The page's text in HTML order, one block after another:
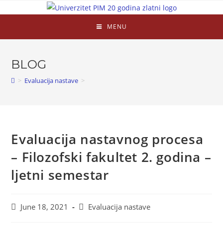
MENU
BLOG
> Evaluacija nastave >
Evaluacija nastavnog procesa
– Filozofski fakultet 2. godina –
ljetni semestar
June 18, 2021 Evaluacija nastave